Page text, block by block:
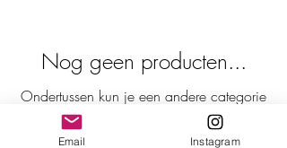
Nog geen producten...
Ondertussen kun je een andere categorie
kiezen om verder te gaan met winkelen.
Email Instagram